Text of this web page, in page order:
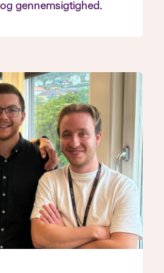
gennemsigtighed.